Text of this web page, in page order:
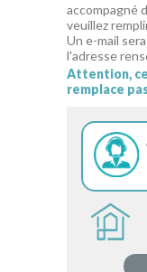
EN PRATIQUE
NOUS CONNAÎTRE
CONSEILS MICRO-
WEBINAIRES
QUESTIONNAIRE
accompagné
veuillez
Un e-mail
l'adresse
Attention,
remplace